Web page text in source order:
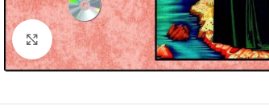
Click to enlarge